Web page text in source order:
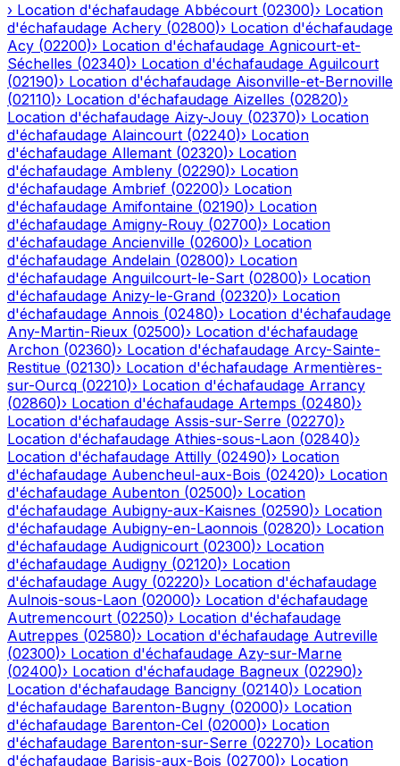
› Location d'échafaudage Abbécourt (02300)› Location
d'échafaudage Achery (02800)› Location d'échafaudage
Acy (02200)› Location d'échafaudage Agnicourt-et-
Séchelles (02340)› Location d'échafaudage Aguilcourt
(02190)› Location d'échafaudage Aisonville-et-Bernoville
(02110)› Location d'échafaudage Aizelles (02820)›
Location d'échafaudage Aizy-Jouy (02370)› Location
d'échafaudage Alaincourt (02240)› Location
d'échafaudage Allemant (02320)› Location
d'échafaudage Ambleny (02290)› Location
d'échafaudage Ambrief (02200)› Location
d'échafaudage Amifontaine (02190)› Location
d'échafaudage Amigny-Rouy (02700)› Location
d'échafaudage Ancienville (02600)› Location
d'échafaudage Andelain (02800)› Location
d'échafaudage Anguilcourt-le-Sart (02800)› Location
d'échafaudage Anizy-le-Grand (02320)› Location
d'échafaudage Annois (02480)› Location d'échafaudage
Any-Martin-Rieux (02500)› Location d'échafaudage
Archon (02360)› Location d'échafaudage Arcy-Sainte-
Restitue (02130)› Location d'échafaudage Armentières-
sur-Ourcq (02210)› Location d'échafaudage Arrancy
(02860)› Location d'échafaudage Artemps (02480)›
Location d'échafaudage Assis-sur-Serre (02270)›
Location d'échafaudage Athies-sous-Laon (02840)›
Location d'échafaudage Attilly (02490)› Location
d'échafaudage Aubencheul-aux-Bois (02420)› Location
d'échafaudage Aubenton (02500)› Location
d'échafaudage Aubigny-aux-Kaisnes (02590)› Location
d'échafaudage Aubigny-en-Laonnois (02820)› Location
d'échafaudage Audignicourt (02300)› Location
d'échafaudage Audigny (02120)› Location
d'échafaudage Augy (02220)› Location d'échafaudage
Aulnois-sous-Laon (02000)› Location d'échafaudage
Autremencourt (02250)› Location d'échafaudage
Autreppes (02580)› Location d'échafaudage Autreville
(02300)› Location d'échafaudage Azy-sur-Marne
(02400)› Location d'échafaudage Bagneux (02290)›
Location d'échafaudage Bancigny (02140)› Location
d'échafaudage Barenton-Bugny (02000)› Location
d'échafaudage Barenton-Cel (02000)› Location
d'échafaudage Barenton-sur-Serre (02270)› Location
d'échafaudage Barisis-aux-Bois (02700)› Location